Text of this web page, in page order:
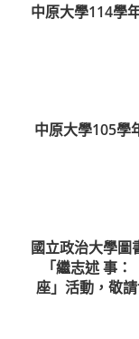
中原大學114學
中原大學105學
國立政治大學圖
「繼志述 事
座」活動，敬